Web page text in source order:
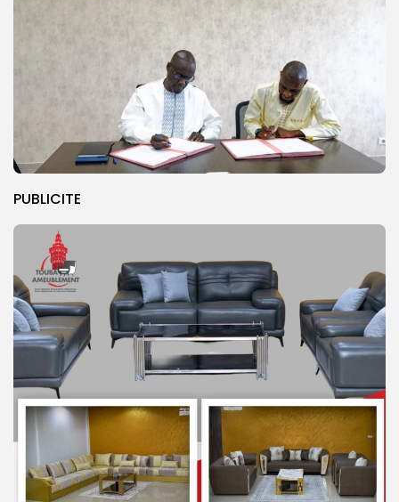
PUBLICITE